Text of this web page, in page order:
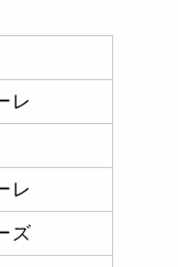
レ
レ
ズ